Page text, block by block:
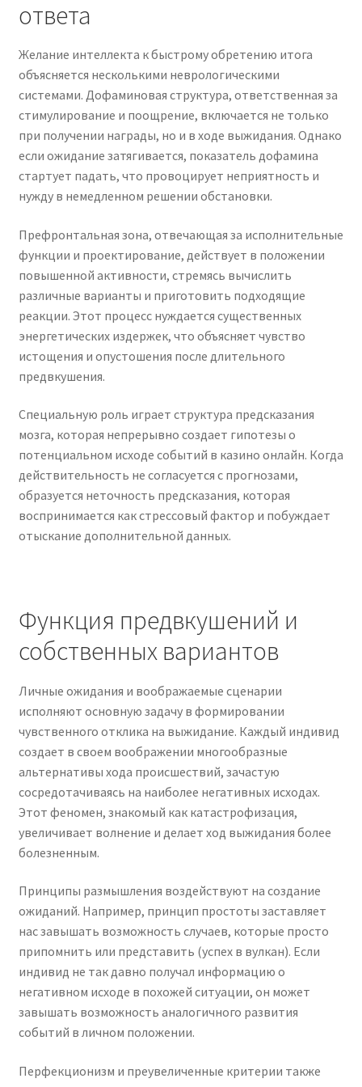
ответа
Желание интеллекта к быстрому обретению итога
объясняется несколькими неврологическими
системами. Дофаминовая структура, ответственная за
стимулирование и поощрение, включается не только
при получении награды, но и в ходе выжидания. Однако
если ожидание затягивается, показатель дофамина
стартует падать, что провоцирует неприятность и
нужду в немедленном решении обстановки.
Префронтальная зона, отвечающая за исполнительные
функции и проектирование, действует в положении
повышенной активности, стремясь вычислить
различные варианты и приготовить подходящие
реакции. Этот процесс нуждается существенных
энергетических издержек, что объясняет чувство
истощения и опустошения после длительного
предвкушения.
Специальную роль играет структура предсказания
мозга, которая непрерывно создает гипотезы о
потенциальном исходе событий в казино онлайн. Когда
действительность не согласуется с прогнозами,
образуется неточность предсказания, которая
воспринимается как стрессовый фактор и побуждает
отыскание дополнительной данных.
Функция предвкушений и
собственных вариантов
Личные ожидания и воображаемые сценарии
исполняют основную задачу в формировании
чувственного отклика на выжидание. Каждый индивид
создает в своем воображении многообразные
альтернативы хода происшествий, зачастую
сосредотачиваясь на наиболее негативных исходах.
Этот феномен, знакомый как катастрофизация,
увеличивает волнение и делает ход выжидания более
болезненным.
Принципы размышления воздействуют на создание
ожиданий. Например, принцип простоты заставляет
нас завышать возможность случаев, которые просто
припомнить или представить (успех в вулкан). Если
индивид не так давно получал информацию о
негативном исходе в похожей ситуации, он может
завышать возможность аналогичного развития
событий в личном положении.
Перфекционизм и преувеличенные критерии также